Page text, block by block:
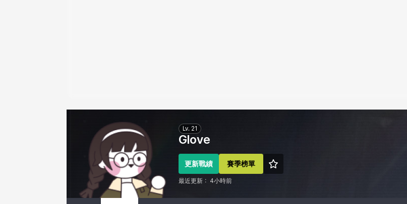
Glove
Lv. 21
更新戰績 賽季榜單
最近更新： 4小時前